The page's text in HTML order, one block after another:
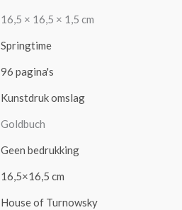
16,5 × 16,5 × 1,5 cm
Springtime
96 pagina's
Kunstdruk omslag
Goldbuch
Geen bedrukking
16,5×16,5 cm
House of Turnowsky